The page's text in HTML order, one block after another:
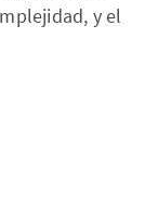
y el